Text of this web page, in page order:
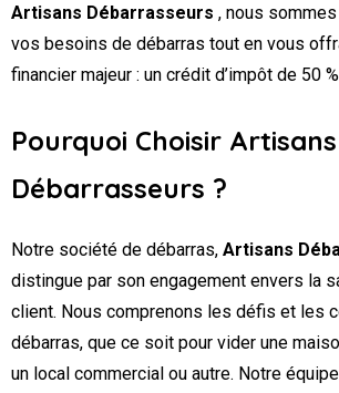
Artisans Débarrasseurs , nous
vos besoins de débarras tout en vous
financier majeur : un crédit d’impôt de 50
Pourquoi Choisir Artisans
Débarrasseurs ?
Notre société de débarras, Artisans
distingue par son engagement envers la
client. Nous comprenons les défis et les
débarras, que ce soit pour vider une
un local commercial ou autre. Notre